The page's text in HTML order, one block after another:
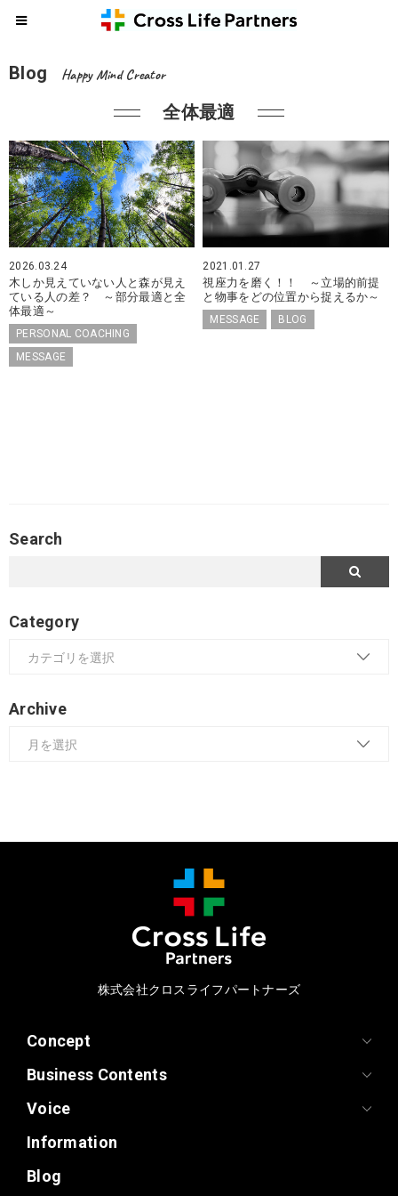
Blog Happy Mind Creator
全体最適
2026.03.24
木しか見えていない人と森が見え
ている人の差？ ～部分最適と全
体最適～
PERSONAL COACHING
MESSAGE
2021.01.27
視座力を磨く！！ ～立場的前提
と物事をどの位置から捉えるか～
MESSAGE BLOG
Search
Category
Archive
株式会社クロスライフパートナーズ
Concept
Business Contents
Voice
Information
Blog